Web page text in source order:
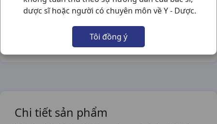
dược sĩ hoặc người có chuyên môn về Y - Dược.
Tôi đồng ý
Chia sẻ qua mạng xã hội:
Chi tiết sản phẩm